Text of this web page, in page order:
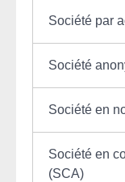
Société par
Société
Société en
Société en
(SCA)